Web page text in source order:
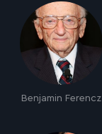
Benjamin Ferencz